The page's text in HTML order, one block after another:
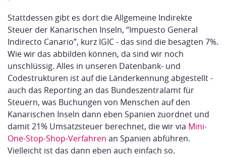
Stattdessen gibt es dort die Allgemeine Indirekte
Steuer der Kanarischen Inseln, “Impuesto General
Indirecto Canario”, kurz IGIC - das sind die besagten 7%.
Wie wir das abbilden können, da sind wir noch
unschlüssig. Alles in unseren Datenbank- und
Codestrukturen ist auf die Länderkennung abgestellt -
auch das Reporting an das Bundeszentralamt für
Steuern, was Buchungen von Menschen auf den
Kanarischen Inseln dann eben Spanien zuordnet und
damit 21% Umsatzsteuer berechnet, die wir via Mini-
One-Stop-Shop-Verfahren an Spanien abführen.
Vielleicht ist das dann eben auch einfach so.